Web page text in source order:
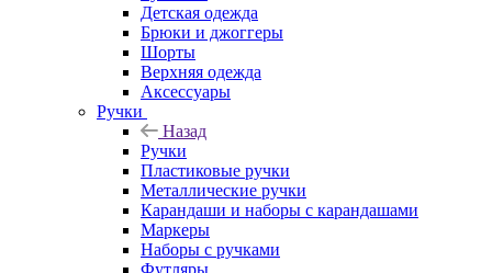
Детская одежда
Брюки и джоггеры
Шорты
Верхняя одежда
Аксессуары
Ручки
Назад
Ручки
Пластиковые ручки
Металлические ручки
Карандаши и наборы с карандашами
Маркеры
Наборы с ручками
Футляры